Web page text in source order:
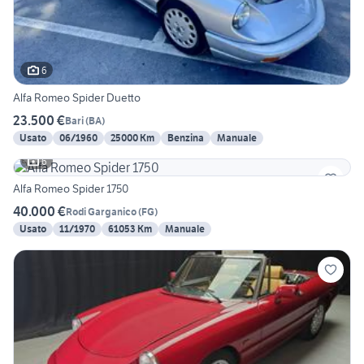
6
Alfa Romeo Spider Duetto
23.500 €Bari(BA)
Usato
06/1960 25000 Km Benzina
Manuale
6
Alfa Romeo Spider 1750
40.000 €Rodi Garganico(FG)
Usato
11/1970 61053 Km Manuale